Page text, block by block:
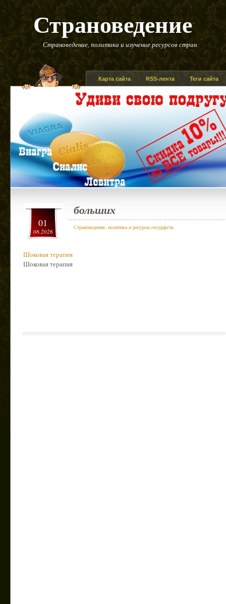
Страноведение
Страноведение, политика и изучение ресурсов стран
Карта сайта RSS-лента Теги сайта
01
08.2026
больших
Страноведение, политика и ресурсы государств
Шоковая терапия
Шоковая терапия